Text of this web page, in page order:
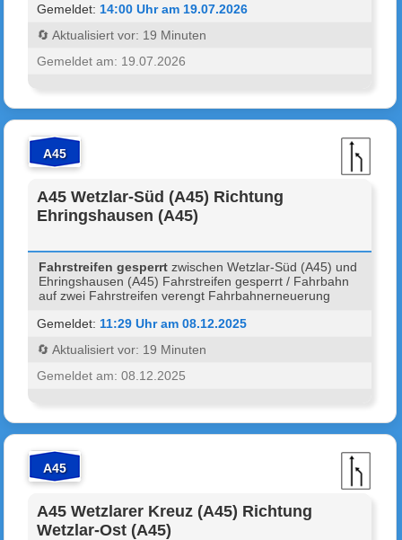
Gemeldet: 14:00 Uhr am 19.07.2026
🔄 Aktualisiert vor: 19 Minuten
Gemeldet am: 19.07.2026
A45
A45 Wetzlar-Süd (A45) Richtung
Ehringshausen (A45)
Fahrstreifen gesperrt zwischen Wetzlar-Süd (A45) und
Ehringshausen (A45) Fahrstreifen gesperrt / Fahrbahn
auf zwei Fahrstreifen verengt Fahrbahnerneuerung
Gemeldet: 11:29 Uhr am 08.12.2025
🔄 Aktualisiert vor: 19 Minuten
Gemeldet am: 08.12.2025
A45
A45 Wetzlarer Kreuz (A45) Richtung
Wetzlar-Ost (A45)